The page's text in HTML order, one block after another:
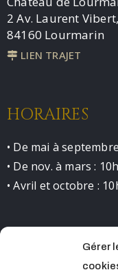
Gérer
2 Av. Laurent Vibert,
84160 Lourmarin
LIEN TRAJET
HORAIRES
• De mai à
• De nov. à mars :
• Avril et octobre :
CONTACT